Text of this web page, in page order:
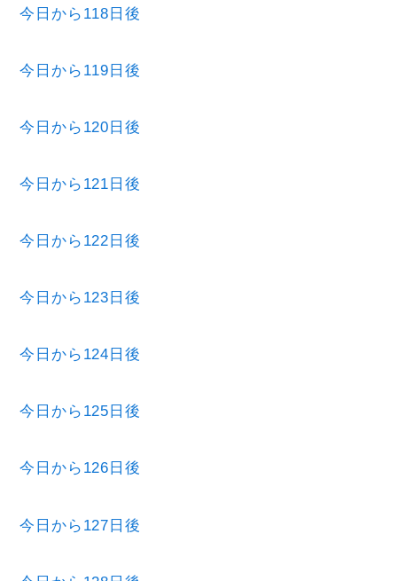
今日から118日後
今日から119日後
今日から120日後
今日から121日後
今日から122日後
今日から123日後
今日から124日後
今日から125日後
今日から126日後
今日から127日後